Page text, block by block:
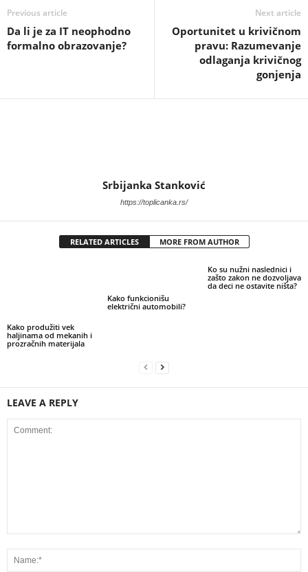
Previous article
Da li je za IT neophodno
formalno obrazovanje?
Next article
Oportunitet u krivičnom
pravu: Razumevanje
odlaganja krivičnog
gonjenja
Srbijanka Stanković
https://toplicanka.rs/
RELATED ARTICLES MORE FROM AUTHOR
Kako produžiti vek
haljinama od mekanih i
prozračnih materijala
Kako funkcionišu
električni automobili?
Ko su nužni naslednici i
zašto zakon ne dozvoljava
da deci ne ostavite ništa?
LEAVE A REPLY